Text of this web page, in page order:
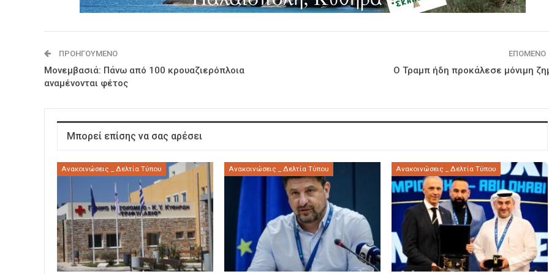
ΠΡΟΗΓΟΎΜΕΝΟ
Μονεμβασιά: Πάνω από 100 κρουαζιερόπλοια
αναμένονται φέτος
ΕΠΌΜΕΝΟ
Ο Τραμπ ήδη προκάλεσε μόνιμη
Μπορεί επίσης να σας αρέσει
Ανακοινώσεις _ Δελτία Τύπου Ανακοινώσεις _ Δελτία Τύπου Ανακοινώσεις _ Δελτία Τύπου